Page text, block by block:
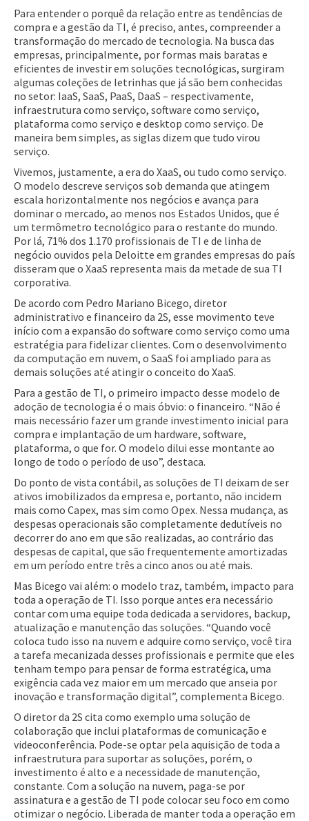
Para entender o porquê da relação entre as tendências de
compra e a gestão da TI, é preciso, antes, compreender a
transformação do mercado de tecnologia. Na busca das
empresas, principalmente, por formas mais baratas e
eficientes de investir em soluções tecnológicas, surgiram
algumas coleções de letrinhas que já são bem conhecidas
no setor: IaaS, SaaS, PaaS, DaaS – respectivamente,
infraestrutura como serviço, software como serviço,
plataforma como serviço e desktop como serviço. De
maneira bem simples, as siglas dizem que tudo virou
serviço.
Vivemos, justamente, a era do XaaS, ou tudo como serviço.
O modelo descreve serviços sob demanda que atingem
escala horizontalmente nos negócios e avança para
dominar o mercado, ao menos nos Estados Unidos, que é
um termômetro tecnológico para o restante do mundo.
Por lá, 71% dos 1.170 profissionais de TI e de linha de
negócio ouvidos pela Deloitte em grandes empresas do país
disseram que o XaaS representa mais da metade de sua TI
corporativa.
De acordo com Pedro Mariano Bicego, diretor
administrativo e financeiro da 2S, esse movimento teve
início com a expansão do software como serviço como uma
estratégia para fidelizar clientes. Com o desenvolvimento
da computação em nuvem, o SaaS foi ampliado para as
demais soluções até atingir o conceito do XaaS.
Para a gestão de TI, o primeiro impacto desse modelo de
adoção de tecnologia é o mais óbvio: o financeiro. “Não é
mais necessário fazer um grande investimento inicial para
compra e implantação de um hardware, software,
plataforma, o que for. O modelo dilui esse montante ao
longo de todo o período de uso”, destaca.
Do ponto de vista contábil, as soluções de TI deixam de ser
ativos imobilizados da empresa e, portanto, não incidem
mais como Capex, mas sim como Opex. Nessa mudança, as
despesas operacionais são completamente dedutíveis no
decorrer do ano em que são realizadas, ao contrário das
despesas de capital, que são frequentemente amortizadas
em um período entre três a cinco anos ou até mais.
Mas Bicego vai além: o modelo traz, também, impacto para
toda a operação de TI. Isso porque antes era necessário
contar com uma equipe toda dedicada a servidores, backup,
atualização e manutenção das soluções. “Quando você
coloca tudo isso na nuvem e adquire como serviço, você tira
a tarefa mecanizada desses profissionais e permite que eles
tenham tempo para pensar de forma estratégica, uma
exigência cada vez maior em um mercado que anseia por
inovação e transformação digital”, complementa Bicego.
O diretor da 2S cita como exemplo uma solução de
colaboração que inclui plataformas de comunicação e
videoconferência. Pode-se optar pela aquisição de toda a
infraestrutura para suportar as soluções, porém, o
investimento é alto e a necessidade de manutenção,
constante. Com a solução na nuvem, paga-se por
assinatura e a gestão de TI pode colocar seu foco em como
otimizar o negócio. Liberada de manter toda a operação em